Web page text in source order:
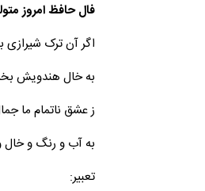
فال حافظ امروز
اگر آن ترک شیرازی
به خال هندویش
ز عشق ناتمام ما
به آب و رنگ و خال
تعبیر: